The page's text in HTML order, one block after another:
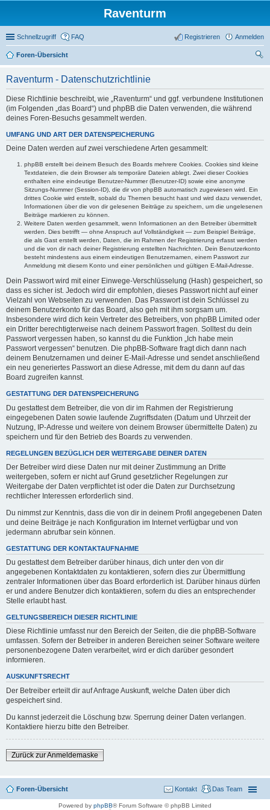
Raventurm
Schnellzugriff FAQ Anmelden
Registrieren
Foren-Übersicht
Raventurm - Datenschutzrichtlinie
Diese Richtlinie beschreibt, wie „Raventurm“ und ggf. verbundene Institutionen
(im Folgenden „das Board“) und phpBB die Daten verwenden, die während
deines Foren-Besuchs gesammelt werden.
UMFANG UND ART DER DATENSPEICHERUNG
Deine Daten werden auf zwei verschiedene Arten gesammelt:
phpBB erstellt bei deinem Besuch des Boards mehrere Cookies. Cookies sind kleine
Textdateien, die dein Browser als temporäre Dateien ablegt. Zwei dieser Cookies
enthalten eine eindeutige Benutzer-Nummer (Benutzer-ID) sowie eine anonyme
Sitzungs-Nummer (Session-ID), die dir von phpBB automatisch zugewiesen wird. Ein
drittes Cookie wird erstellt, sobald du Themen besucht hast und wird dazu verwendet,
Informationen über die von dir gelesenen Beiträge zu speichern, um die ungelesenen
Beiträge markieren zu können.
Weitere Daten werden gesammelt, wenn Informationen an den Betreiber übermittelt
werden. Dies betrifft — ohne Anspruch auf Vollständigkeit — zum Beispiel Beiträge,
die als Gast erstellt werden, Daten, die im Rahmen der Registrierung erfasst werden
und die von dir nach deiner Registrierung erstellten Nachrichten. Dein Benutzerkonto
besteht mindestens aus einem eindeutigen Benutzernamen, einem Passwort zur
Anmeldung mit diesem Konto und einer persönlichen und gültigen E-Mail-Adresse.
Dein Passwort wird mit einer Einwege-Verschlüsselung (Hash) gespeichert, so
dass es sicher ist. Jedoch wird dir empfohlen, dieses Passwort nicht auf einer
Vielzahl von Webseiten zu verwenden. Das Passwort ist dein Schlüssel zu
deinem Benutzerkonto für das Board, also geh mit ihm sorgsam um.
Insbesondere wird dich kein Vertreter des Betreibers, von phpBB Limited oder
ein Dritter berechtigterweise nach deinem Passwort fragen. Solltest du dein
Passwort vergessen haben, so kannst du die Funktion „Ich habe mein
Passwort vergessen“ benutzen. Die phpBB-Software fragt dich dann nach
deinem Benutzernamen und deiner E-Mail-Adresse und sendet anschließend
ein neu generiertes Passwort an diese Adresse, mit dem du dann auf das
Board zugreifen kannst.
GESTATTUNG DER DATENSPEICHERUNG
Du gestattest dem Betreiber, die von dir im Rahmen der Registrierung
eingegebenen Daten sowie laufende Zugriffsdaten (Datum und Uhrzeit der
Nutzung, IP-Adresse und weitere von deinem Browser übermittelte Daten) zu
speichern und für den Betrieb des Boards zu verwenden.
REGELUNGEN BEZÜGLICH DER WEITERGABE DEINER DATEN
Der Betreiber wird diese Daten nur mit deiner Zustimmung an Dritte
weitergeben, sofern er nicht auf Grund gesetzlicher Regelungen zur
Weitergabe der Daten verpflichtet ist oder die Daten zur Durchsetzung
rechtlicher Interessen erforderlich sind.
Du nimmst zur Kenntnis, dass die von dir in deinem Profil angegebenen Daten
und deine Beiträge je nach Konfiguration im Internet verfügbar und von
jedermann abrufbar sein können.
GESTATTUNG DER KONTAKTAUFNAHME
Du gestattest dem Betreiber darüber hinaus, dich unter den von dir
angegebenen Kontaktdaten zu kontaktieren, sofern dies zur Übermittlung
zentraler Informationen über das Board erforderlich ist. Darüber hinaus dürfen
er und andere Benutzer dich kontaktieren, sofern du dies an entsprechender
Stelle erlaubt hast.
GELTUNGSBEREICH DIESER RICHTLINIE
Diese Richtlinie umfasst nur den Bereich der Seiten, die die phpBB-Software
umfassen. Sofern der Betreiber in anderen Bereichen seiner Software weitere
personenbezogene Daten verarbeitet, wird er dich darüber gesondert
informieren.
AUSKUNFTSRECHT
Der Betreiber erteilt dir auf Anfrage Auskunft, welche Daten über dich
gespeichert sind.
Du kannst jederzeit die Löschung bzw. Sperrung deiner Daten verlangen.
Kontaktiere hierzu bitte den Betreiber.
Zurück zur Anmeldemaske
Foren-Übersicht Das Team
Kontakt
Powered by phpBB® Forum Software © phpBB Limited